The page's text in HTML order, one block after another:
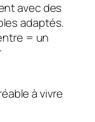
avec des
adaptés.
= un
à vivre